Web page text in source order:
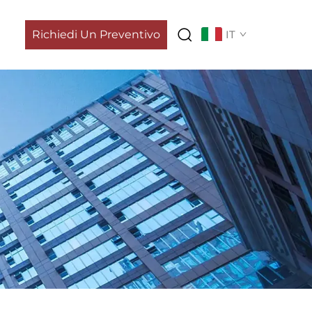
Richiedi Un Preventivo IT